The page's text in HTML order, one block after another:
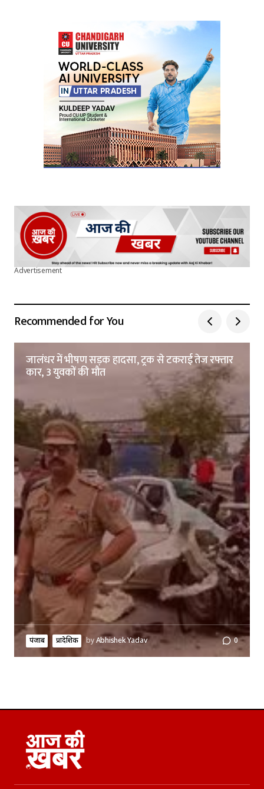
Advertisement
Recommended for You
जालंधर में भीषण सड़क हादसा, ट्रक से टकराई तेज रफ्तार
कार, 3 युवकों की मौत
पंजाब प्रादेशिक byAbhishek Yadav 0